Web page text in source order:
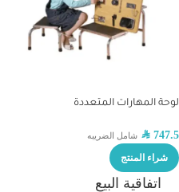
لوحة المهارات المتعددة
SAR 747.5 شامل الضريبه
شراء المنتج
اتفاقية البيع